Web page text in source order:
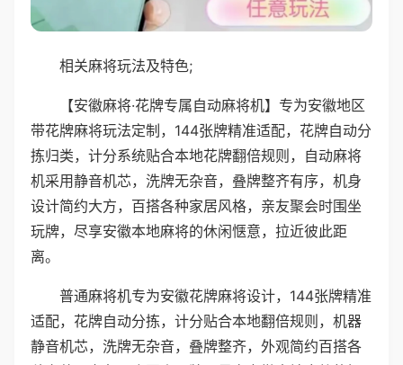
相关麻将玩法及特色;
【安徽麻将·花牌专属自动麻将机】专为安徽地区
带花牌麻将玩法定制，144张牌精准适配，花牌自动分
拣归类，计分系统贴合本地花牌翻倍规则，自动麻将
机采用静音机芯，洗牌无杂音，叠牌整齐有序，机身
设计简约大方，百搭各种家居风格，亲友聚会时围坐
玩牌，尽享安徽本地麻将的休闲惬意，拉近彼此距
离。
普通麻将机专为安徽花牌麻将设计，144张牌精准
适配，花牌自动分拣，计分贴合本地翻倍规则，机器
静音机芯，洗牌无杂音，叠牌整齐，外观简约百搭各